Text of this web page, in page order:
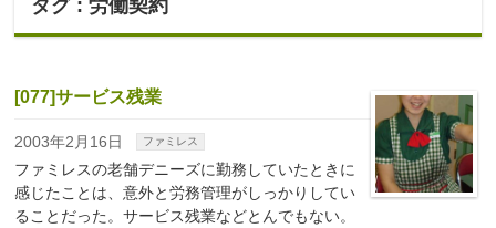
タグ : 労働契約
[077]サービス残業
2003年2月16日 ファミレス
ファミレスの老舗デニーズに勤務していたときに
感じたことは、意外と労務管理がしっかりしてい
ることだった。サービス残業などとんでもない。